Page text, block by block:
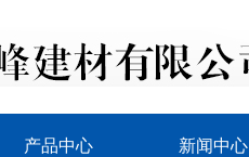
产品中心 新闻中心